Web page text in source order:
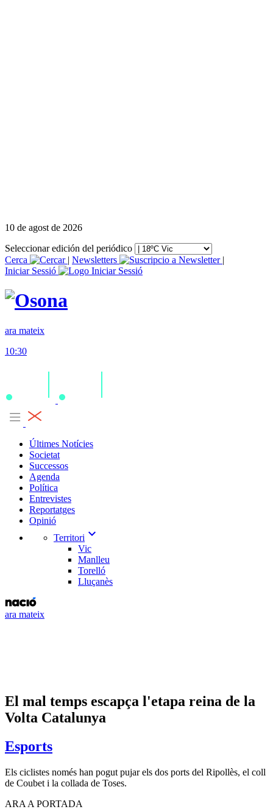
10 de agost de 2026
Seleccionar edición del periódico
Cerca
| Newsletters
|
Iniciar Sessió
ara mateix
10:30
Últimes Notícies
Societat
Successos
Agenda
Política
Entrevistes
Reportatges
Opinió
Territori expand_more
Vic
Manlleu
Torelló
Lluçanès
ara mateix
El mal temps escapça l'etapa reina de la
Volta Catalunya
Esports
Els ciclistes només han pogut pujar els dos ports del Ripollès, el coll
de Coubet i la collada de Toses.
ARA A PORTADA